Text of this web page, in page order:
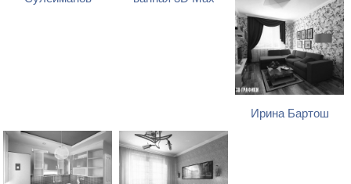
Ирина Бартош